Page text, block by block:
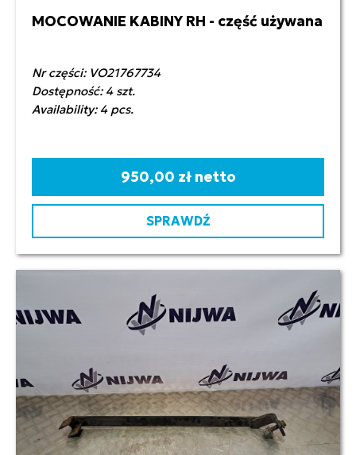
MOCOWANIE KABINY RH - część używana
Nr części: VO21767734
Dostępność: 4 szt.
Availability: 4 pcs.
950,00 zł netto
SPRAWDŹ